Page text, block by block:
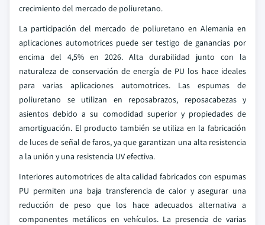
crecimiento del mercado de poliuretano.
La participación del mercado de poliuretano en Alemania en
aplicaciones automotrices puede ser testigo de ganancias por
encima del 4,5% en 2026. Alta durabilidad junto con la
naturaleza de conservación de energía de PU los hace ideales
para varias aplicaciones automotrices. Las espumas de
poliuretano se utilizan en reposabrazos, reposacabezas y
asientos debido a su comodidad superior y propiedades de
amortiguación. El producto también se utiliza en la fabricación
de luces de señal de faros, ya que garantizan una alta resistencia
a la unión y una resistencia UV efectiva.
Interiores automotrices de alta calidad fabricados con espumas
PU permiten una baja transferencia de calor y asegurar una
reducción de peso que los hace adecuados alternativa a
componentes metálicos en vehículos. La presencia de varias